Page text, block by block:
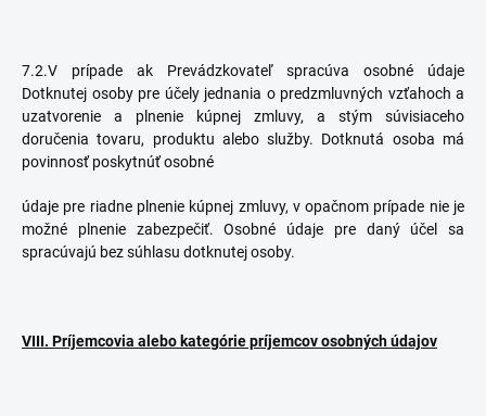
7.2.V prípade ak Prevádzkovateľ spracúva osobné údaje
Dotknutej osoby pre účely jednania o predzmluvných vzťahoch a
uzatvorenie a plnenie kúpnej zmluvy, a stým súvisiaceho
doručenia tovaru, produktu alebo služby. Dotknutá osoba má
povinnosť poskytnúť osobné
údaje pre riadne plnenie kúpnej zmluvy, v opačnom prípade nie je
možné plnenie zabezpečiť. Osobné údaje pre daný účel sa
spracúvajú bez súhlasu dotknutej osoby.
VIII. Príjemcovia alebo kategórie príjemcov osobných údajov